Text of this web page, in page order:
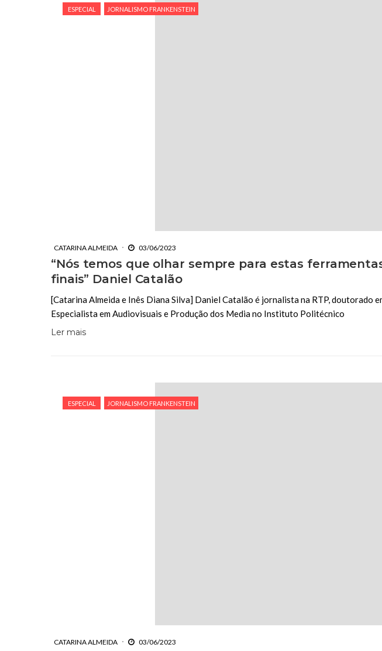
ESPECIAL JORNALISMO FRANKENSTEIN
CATARINA ALMEIDA 03/06/2023
“Nós temos que olhar sempre para estas
finais” Daniel Catalão
[Catarina Almeida e Inês Diana Silva] Daniel Catalão é jornalista na RTP,
Especialista em Audiovisuais e Produção dos Media no Instituto Politécnico
Ler mais
ESPECIAL JORNALISMO FRANKENSTEIN
CATARINA ALMEIDA 03/06/2023